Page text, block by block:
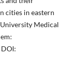
cities in eastern
Medical
DOI: